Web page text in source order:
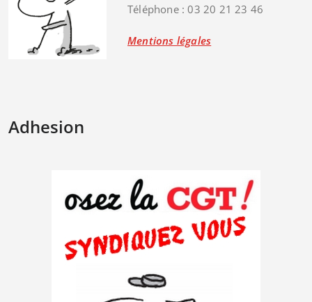
Téléphone : 03 20 21 23 46
Mentions légales
Adhesion